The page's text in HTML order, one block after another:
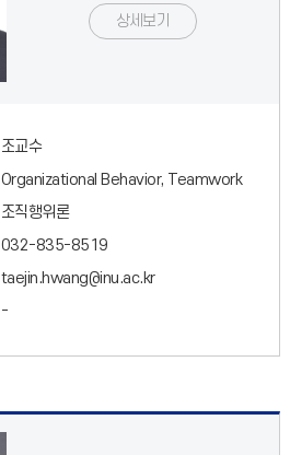
상세보기
조교수
Organizational Behavior, Teamwork
조직행위론
032-835-8519
taejin.hwang@inu.ac.kr
-